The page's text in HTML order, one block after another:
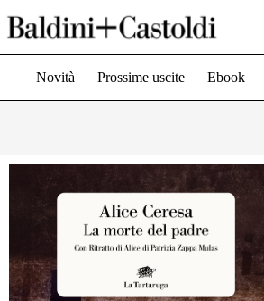
al
contenuto
Novità Prossime uscite Ebook